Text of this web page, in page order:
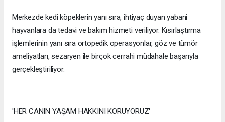
Merkezde kedi köpeklerin yanı sıra, ihtiyaç duyan yabani
hayvanlara da tedavi ve bakım hizmeti veriliyor. Kısırlaştırma
işlemlerinin yanı sıra ortopedik operasyonlar, göz ve tümör
ameliyatları, sezaryen ile birçok cerrahi müdahale başarıyla
gerçekleştiriliyor.
'HER CANIN YAŞAM HAKKINI KORUYORUZ'